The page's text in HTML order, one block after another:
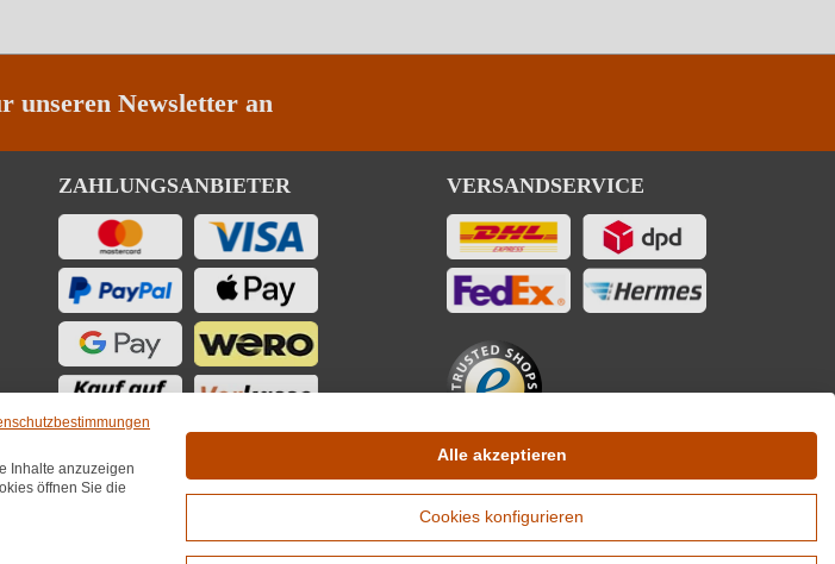
unseren Newsletter an
ZAHLUNGSANBIETER VERSANDSERVICE
Inhalte anzuzeigen
öffnen Sie die
Alle akzeptieren
Cookies konfigurieren